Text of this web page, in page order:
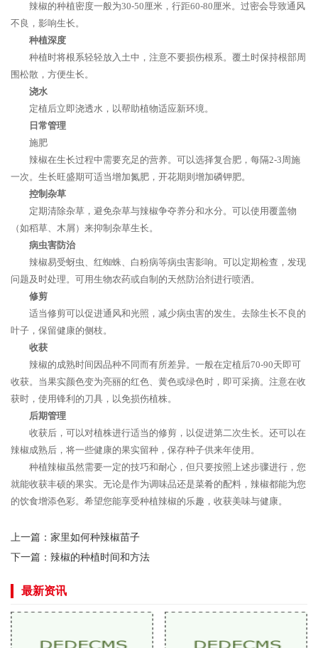
辣椒的种植密度一般为30-50厘米，行距60-80厘米。过密会导致通风
不良，影响生长。
种植深度
种植时将根系轻轻放入土中，注意不要损伤根系。覆土时保持根部周
围松散，方便生长。
浇水
定植后立即浇透水，以帮助植物适应新环境。
日常管理
施肥
辣椒在生长过程中需要充足的营养。可以选择复合肥，每隔2-3周施
一次。生长旺盛期可适当增加氮肥，开花期则增加磷钾肥。
控制杂草
定期清除杂草，避免杂草与辣椒争夺养分和水分。可以使用覆盖物
（如稻草、木屑）来抑制杂草生长。
病虫害防治
辣椒易受蚜虫、红蜘蛛、白粉病等病虫害影响。可以定期检查，发现
问题及时处理。可用生物农药或自制的天然防治剂进行喷洒。
修剪
适当修剪可以促进通风和光照，减少病虫害的发生。去除生长不良的
叶子，保留健康的侧枝。
收获
辣椒的成熟时间因品种不同而有所差异。一般在定植后70-90天即可
收获。当果实颜色变为亮丽的红色、黄色或绿色时，即可采摘。注意在收
获时，使用锋利的刀具，以免损伤植株。
后期管理
收获后，可以对植株进行适当的修剪，以促进第二次生长。还可以在
辣椒成熟后，将一些健康的果实留种，保存种子供来年使用。
种植辣椒虽然需要一定的技巧和耐心，但只要按照上述步骤进行，您
就能收获丰硕的果实。无论是作为调味品还是菜肴的配料，辣椒都能为您
的饮食增添色彩。希望您能享受种植辣椒的乐趣，收获美味与健康。
上一篇： 家里如何种辣椒苗子
下一篇： 辣椒的种植时间和方法
最新资讯